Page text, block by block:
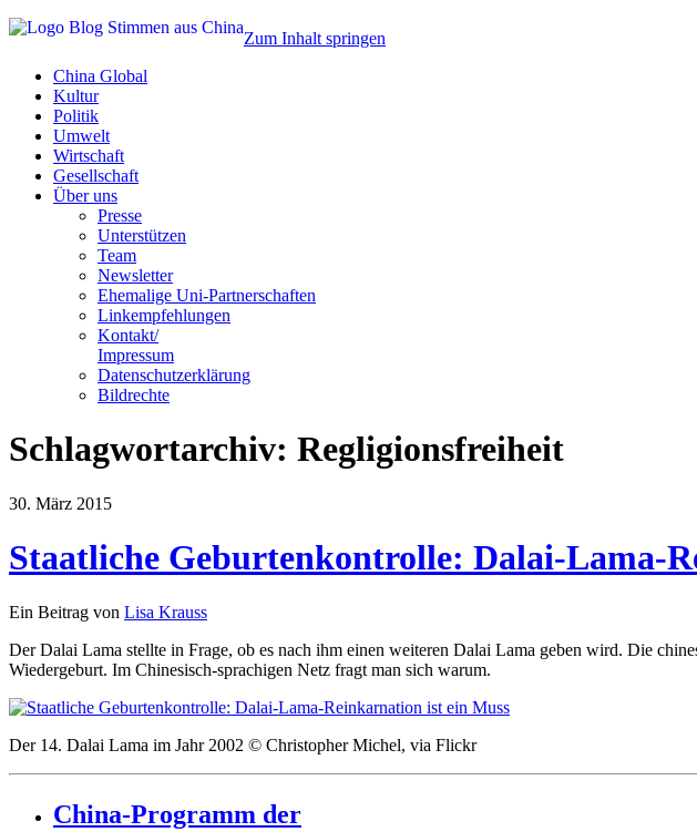
Zum Inhalt springen
China Global
Kultur
Politik
Umwelt
Wirtschaft
Gesellschaft
Über uns
Presse
Unterstützen
Team
Newsletter
Ehemalige Uni-Partnerschaften
Linkempfehlungen
Kontakt/
Impressum
Datenschutzerklärung
Bildrechte
Schlagwortarchiv: Regligionsfreiheit
30. März 2015
Staatliche Geburtenkontrolle: Dalai-Lama-
Ein Beitrag von Lisa Krauss
Der Dalai Lama stellte in Frage, ob es nach ihm einen weiteren Dalai Lama geben wird. Die
Wiedergeburt. Im Chinesisch-sprachigen Netz fragt man sich warum.
Der 14. Dalai Lama im Jahr 2002 © Christopher Michel, via Flickr
China-Programm der